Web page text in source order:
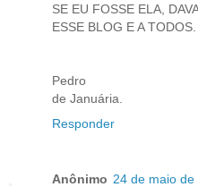
SE EU FOSSE ELA,
ESSE BLOG E A TODOS.
Pedro
de Januária.
Responder
Anônimo 24 de maio